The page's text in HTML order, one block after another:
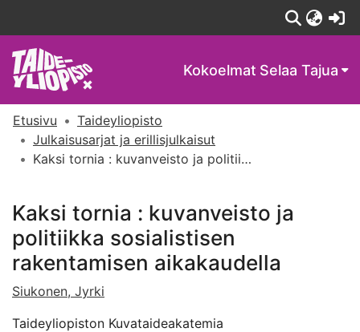
Kokoelmat Selaa Tajua
Etusivu
Taideyliopisto
Julkaisusarjat ja erillisjulkaisut
Kaksi tornia : kuvanveisto ja politiikka sosialistisen rakentamisen aikakaudella
Kaksi tornia : kuvanveisto ja
politiikka sosialistisen
rakentamisen aikakaudella
Siukonen, Jyrki
Taideyliopiston Kuvataideakatemia